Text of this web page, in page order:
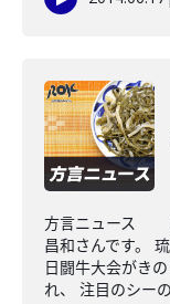
方言ニュース
昌和さんです。
日闘牛大会がき
れ、 注目のシー